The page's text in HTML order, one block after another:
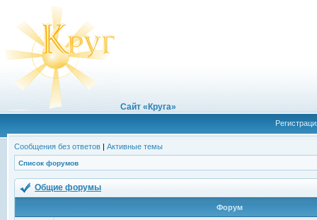
Сайт «Круга»
Сообщения без ответов | Активные темы
Список форумов
Общие форумы
Форум